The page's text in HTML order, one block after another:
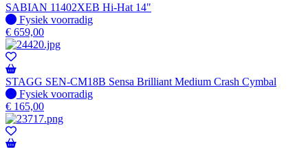
SABIAN 11402XEB Hi-Hat 14"
Fysiek voorradig
Fysiek voorradig
€ 659,00
STAGG SEN-CM18B Sensa Brilliant Medium Crash Cymbal
Fysiek voorradig
Fysiek voorradig
€ 165,00